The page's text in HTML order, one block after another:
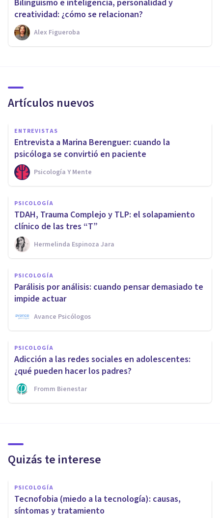
Bilingüismo e inteligencia, personalidad y
creatividad: ¿cómo se relacionan?
Alex Figueroba
Artículos nuevos
ENTREVISTAS
Entrevista a Marina Berenguer: cuando la
psicóloga se convirtió en paciente
Psicología Y Mente
PSICOLOGÍA
TDAH, Trauma Complejo y TLP: el solapamiento
clínico de las tres “T”
Hermelinda Espinoza Jara
PSICOLOGÍA
Parálisis por análisis: cuando pensar demasiado te
impide actuar
Avance Psicólogos
PSICOLOGÍA
Adicción a las redes sociales en adolescentes:
¿qué pueden hacer los padres?
Fromm Bienestar
Quizás te interese
PSICOLOGÍA
​Tecnofobia (miedo a la tecnología): causas,
síntomas y tratamiento